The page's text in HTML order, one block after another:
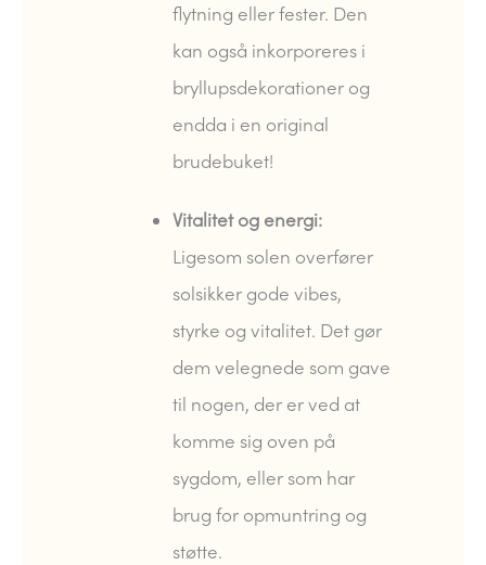
flytning eller fester. Den
kan også inkorporeres i
bryllupsdekorationer og
endda i en original
brudebuket!
Vitalitet og energi:
Ligesom solen overfører
solsikker gode vibes,
styrke og vitalitet. Det gør
dem velegnede som gave
til nogen, der er ved at
komme sig oven på
sygdom, eller som har
brug for opmuntring og
støtte.